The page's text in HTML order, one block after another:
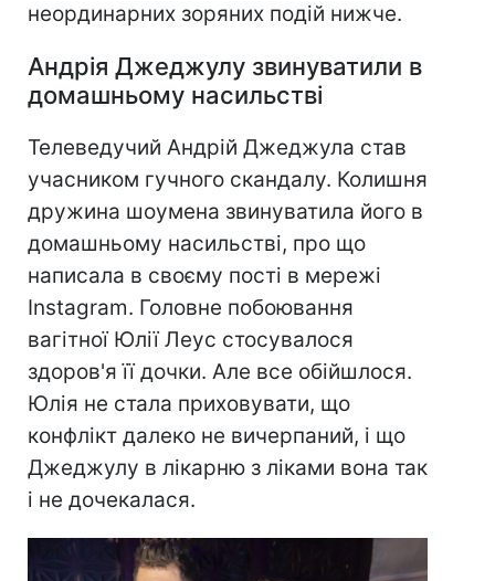
неординарних зоряних подій нижче.
Андрія Джеджулу звинуватили в
домашньому насильстві
Телеведучий Андрій Джеджула став
учасником гучного скандалу. Колишня
дружина шоумена звинуватила його в
домашньому насильстві, про що
написала в своєму пості в мережі
Instagram. Головне побоювання
вагітної Юлії Леус стосувалося
здоров'я її дочки. Але все обійшлося.
Юлія не стала приховувати, що
конфлікт далеко не вичерпаний, і що
Джеджулу в лікарню з ліками вона так
і не дочекалася.